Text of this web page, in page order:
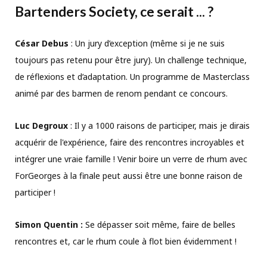
Bartenders Society, ce serait ... ?
César Debus : Un jury d’exception (même si je ne suis
toujours pas retenu pour être jury). Un challenge technique,
de réflexions et d’adaptation. Un programme de Masterclass
animé par des barmen de renom pendant ce concours.
Luc Degroux : Il y a 1000 raisons de participer, mais je dirais
acquérir de l'expérience, faire des rencontres incroyables et
intégrer une vraie famille ! Venir boire un verre de rhum avec
ForGeorges à la finale peut aussi être une bonne raison de
participer !
Simon Quentin : Se dépasser soit même, faire de belles
rencontres et, car le rhum coule à flot bien évidemment !